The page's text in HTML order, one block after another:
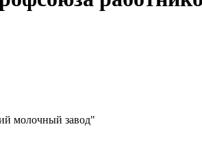
молочный завод"